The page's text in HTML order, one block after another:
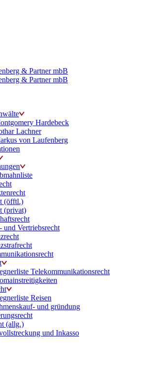
Hardebeck
Lachner
von Laufenberg
(öfftl.)
(privat)
und Vertriebsrecht
Telekommunikationsrecht
Reisen
und gründung
(allg.)
und Inkasso